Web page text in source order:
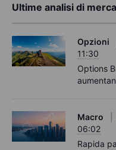
Ultime analisi di
Opzioni
11:30
Options
Macro
06:02
Rapida